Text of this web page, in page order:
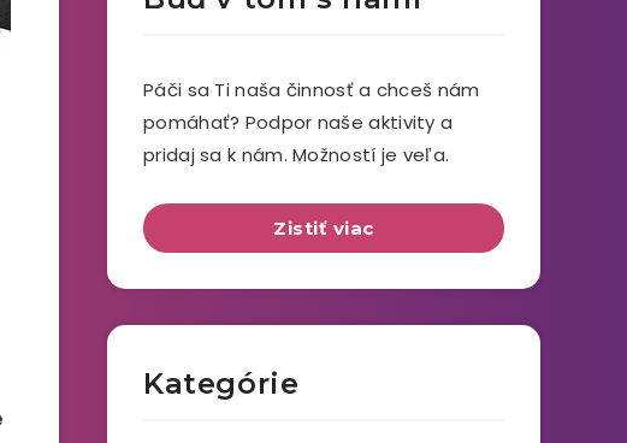
Páči sa Ti naša činnosť a chceš nám
pomáhať? Podpor naše aktivity a
pridaj sa k nám. Možností je veľa.
Zistiť viac
Kategórie